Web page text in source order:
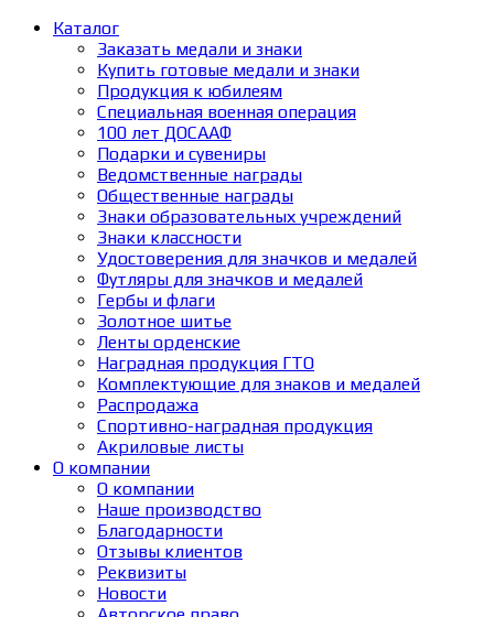
Каталог
Заказать медали и знаки
Купить готовые медали и знаки
Продукция к юбилеям
Специальная военная операция
100 лет ДОСААФ
Подарки и сувениры
Ведомственные награды
Общественные награды
Знаки образовательных учреждений
Знаки классности
Удостоверения для значков и медалей
Футляры для значков и медалей
Гербы и флаги
Золотное шитье
Ленты орденские
Наградная продукция ГТО
Комплектующие для знаков и медалей
Распродажа
Спортивно-наградная продукция
Акриловые листы
О компании
О компании
Наше производство
Благодарности
Отзывы клиентов
Реквизиты
Новости